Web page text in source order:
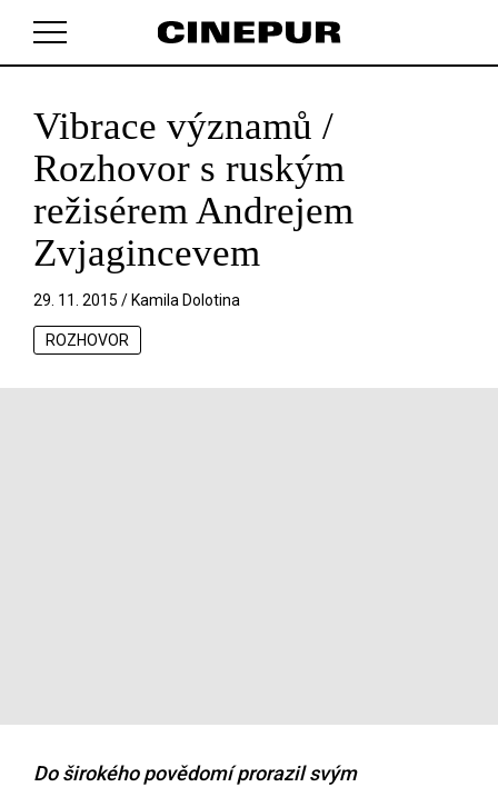
V košíku zatím nemáte žádné položky.
Vibrace významů /
Rozhovor s ruským
režisérem Andrejem
Zvjagincevem
29. 11. 2015 / Kamila Dolotina
ROZHOVOR
Do širokého povědomí prorazil svým